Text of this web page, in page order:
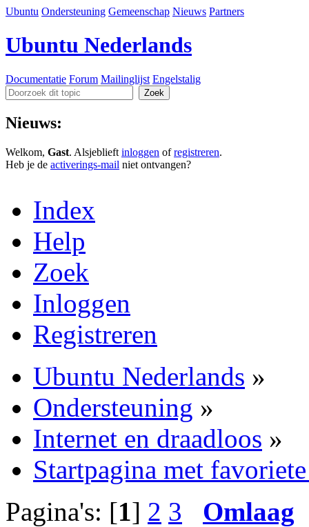
Ubuntu Ondersteuning Gemeenschap Nieuws Partners
Ubuntu Nederlands
Documentatie Forum Mailinglijst Engelstalig
Nieuws:
Welkom, Gast. Alsjeblieft inloggen ofregistreren.
Heb je de activerings-mail niet ontvangen?
Index
Help
Zoek
Inloggen
Registreren
Ubuntu Nederlands »
Ondersteuning »
Internet en draadloos »
Startpagina met
Pagina's: [1] 2 3 Omlaag